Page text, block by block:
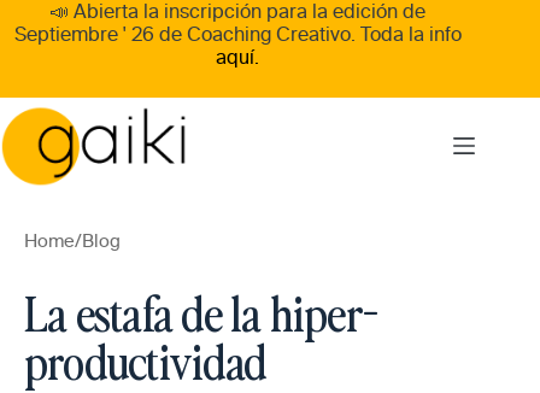
to
📣 Abierta la inscripción para la edición de
Septiembre ' 26 de Coaching Creativo. Toda la info
aquí.
Home/Blog
La estafa de la hiper-
productividad